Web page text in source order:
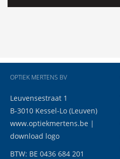
OPTIEK MERTENS BV
Leuvensestraat 1
B-3010 Kessel-Lo (Leuven)
www.optiekmertens.be |
download logo
BTW: BE 0436 684 201